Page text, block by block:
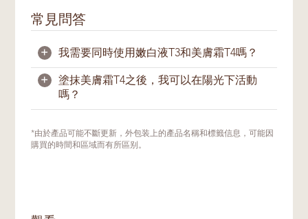
常見問答
+ 我需要同時使用嫩白液T3和美膚霜T4嗎？
是的，一般情況下，我們建議您同時使用 嫩白
液T3
的更新並預防黑色素產生時，美膚霜T4給肌
膚提供全面的滋潤，幫助修復、滋養與賦活肌
+
塗抹美膚霜T4之後，我可以在陽光下活動
嗎？
可以。但是白天使用煥亮產品或富含植物提取
成分的產品後，需要特別注意防曬。在白天使
*由於產品可能不斷更新，外包装上的產品名稱和標籤信息，可能因
購買的時間和區域而有所區别。